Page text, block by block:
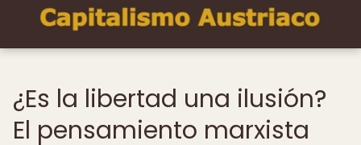
¿Es la libertad una ilusión?
El pensamiento marxista